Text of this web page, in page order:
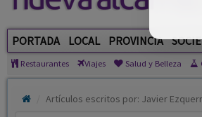
PORTADA LOCAL PROVINCIA
Restaurantes Viajes Salud y Belleza
Artículos escritos por: Javier